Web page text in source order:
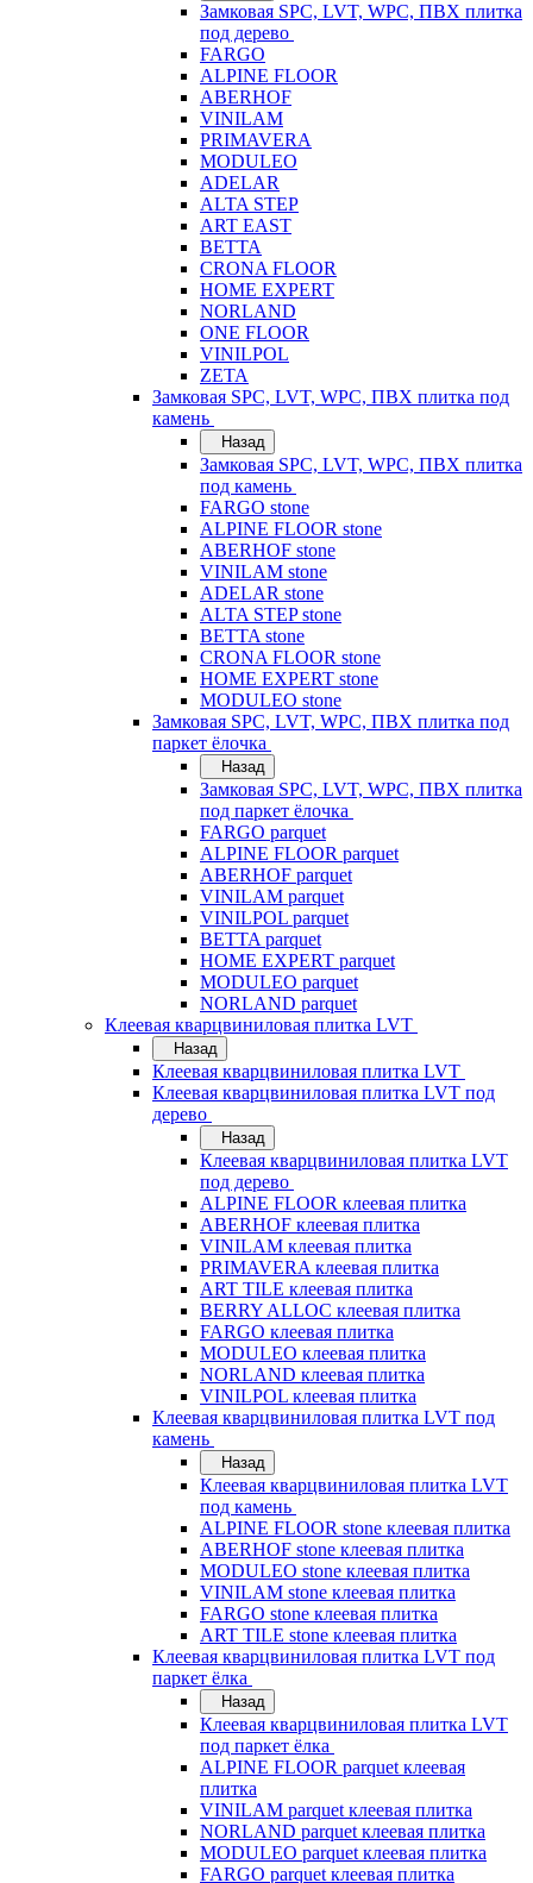
Замковая SPC, LVT, WPC, ПВХ плитка
под дерево
FARGO
ALPINE FLOOR
ABERHOF
VINILAM
PRIMAVERA
MODULEO
ADELAR
ALTA STEP
ART EAST
BETTA
CRONA FLOOR
HOME EXPERT
NORLAND
ONE FLOOR
VINILPOL
ZETA
Замковая SPC, LVT, WPC, ПВХ плитка под
камень
Назад
Замковая SPC, LVT, WPC, ПВХ плитка
под камень
FARGO stone
ALPINE FLOOR stone
ABERHOF stone
VINILAM stone
ADELAR stone
ALTA STEP stone
BETTA stone
CRONA FLOOR stone
HOME EXPERT stone
MODULEO stone
Замковая SPC, LVT, WPC, ПВХ плитка под
паркет ёлочка
Назад
Замковая SPC, LVT, WPC, ПВХ плитка
под паркет ёлочка
FARGO parquet
ALPINE FLOOR parquet
ABERHOF parquet
VINILAM parquet
VINILPOL parquet
BETTA parquet
HOME EXPERT parquet
MODULEO parquet
NORLAND parquet
Клеевая кварцвиниловая плитка LVT
Назад
Клеевая кварцвиниловая плитка LVT
Клеевая кварцвиниловая плитка LVT под
дерево
Назад
Клеевая кварцвиниловая плитка LVT
под дерево
ALPINE FLOOR клеевая плитка
ABERHOF клеевая плитка
VINILAM клеевая плитка
PRIMAVERA клеевая плитка
ART TILE клеевая плитка
BERRY ALLOC клеевая плитка
FARGO клеевая плитка
MODULEO клеевая плитка
NORLAND клеевая плитка
VINILPOL клеевая плитка
Клеевая кварцвиниловая плитка LVT под
камень
Назад
Клеевая кварцвиниловая плитка LVT
под камень
ALPINE FLOOR stone клеевая плитка
ABERHOF stone клеевая плитка
MODULEO stone клеевая плитка
VINILAM stone клеевая плитка
FARGO stone клеевая плитка
ART TILE stone клеевая плитка
Клеевая кварцвиниловая плитка LVT под
паркет ёлка
Назад
Клеевая кварцвиниловая плитка LVT
под паркет ёлка
ALPINE FLOOR parquet клеевая
плитка
VINILAM parquet клеевая плитка
NORLAND parquet клеевая плитка
MODULEO parquet клеевая плитка
FARGO parquet клеевая плитка